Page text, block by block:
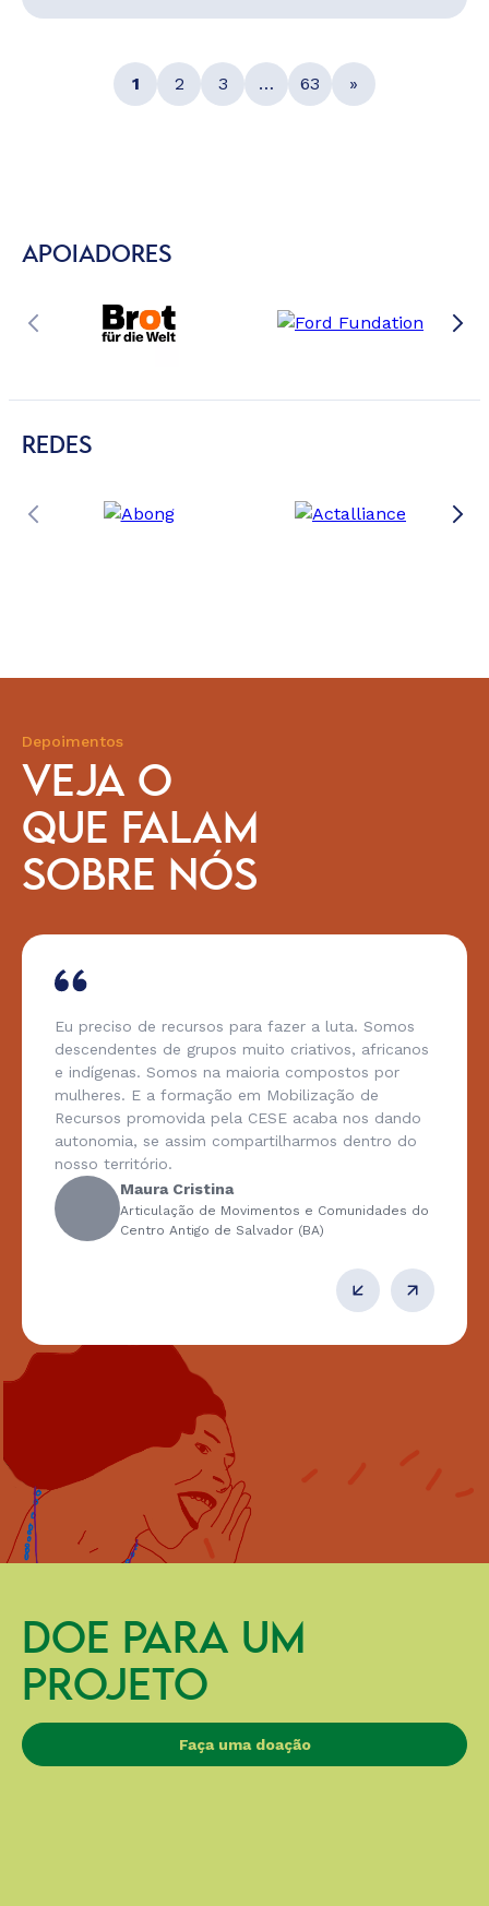
1 2 3 … 63 »
APOIADORES
REDES
Depoimentos
VEJA O
QUE FALAM
SOBRE NÓS
Eu preciso de recursos para fazer a luta. Somos
descendentes de grupos muito criativos, africanos
e indígenas. Somos na maioria compostos por
mulheres. E a formação em Mobilização de
Recursos promovida pela CESE acaba nos dando
autonomia, se assim compartilharmos dentro do
nosso território.
Maura Cristina
Articulação de Movimentos e Comunidades do
Centro Antigo de Salvador (BA)
DOE PARA UM
PROJETO
Faça uma doação